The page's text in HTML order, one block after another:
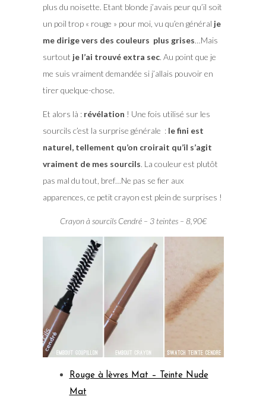
plus du noisette. Etant blonde j’avais peur qu’il soit
un poil trop « rouge » pour moi, vu qu’en général je
me dirige vers des couleurs plus grises…Mais
surtout je l’ai trouvé extra sec. Au point que je
me suis vraiment demandée si j’allais pouvoir en
tirer quelque-chose.
Et alors là : révélation ! Une fois utilisé sur les
sourcils c’est la surprise générale :le fini est
naturel, tellement qu’on croirait qu’il s’agit
vraiment de mes sourcils. La couleur est plutôt
pas mal du tout, bref…Ne pas se fier aux
apparences, ce petit crayon est plein de surprises !
Crayon à sourcils Cendré – 3 teintes – 8,90€
Rouge à lèvres Mat – Teinte Nude
Mat